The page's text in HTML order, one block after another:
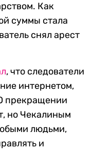
Как
суммы стала
снял арест
, что следователи
интернетом,
прекращении
но Чекалиным
людьми,
и